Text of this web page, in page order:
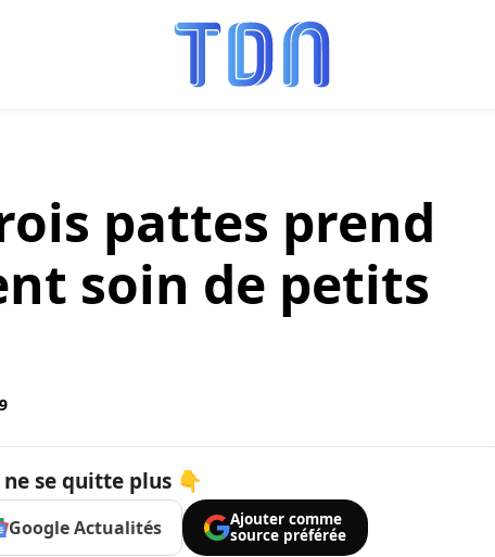
pattes prend
soin de petits
ne se quitte plus 👇
Google Actualités
Ajouter comme
source préférée